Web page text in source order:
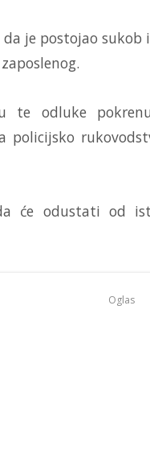
je postojao
te odluke
policijsko
će odustati od
Oglas